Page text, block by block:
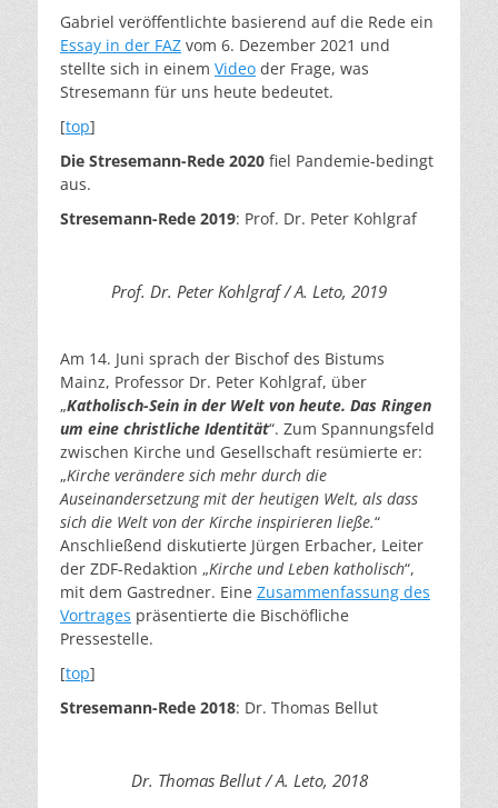
Gabriel veröffentlichte basierend auf die Rede ein
Essay in der FAZ vom 6. Dezember 2021 und
stellte sich in einem Video der Frage, was
Stresemann für uns heute bedeutet.
[top]
Die Stresemann-Rede 2020 fiel Pandemie-bedingt
aus.
Stresemann-Rede 2019: Prof. Dr. Peter Kohlgraf
Prof. Dr. Peter Kohlgraf / A. Leto, 2019
Am 14. Juni sprach der Bischof des Bistums
Mainz, Professor Dr. Peter Kohlgraf, über
„Katholisch-Sein in der Welt von heute. Das Ringen
um eine christliche Identität“. Zum Spannungsfeld
zwischen Kirche und Gesellschaft resümierte er:
„Kirche verändere sich mehr durch die
Auseinandersetzung mit der heutigen Welt, als dass
sich die Welt von der Kirche inspirieren ließe.“
Anschließend diskutierte Jürgen Erbacher, Leiter
der ZDF-Redaktion „Kirche und Leben katholisch“,
mit dem Gastredner. Eine Zusammenfassung des
Vortrages präsentierte die Bischöfliche
Pressestelle.
[top]
Stresemann-Rede 2018: Dr. Thomas Bellut
Dr. Thomas Bellut / A. Leto, 2018